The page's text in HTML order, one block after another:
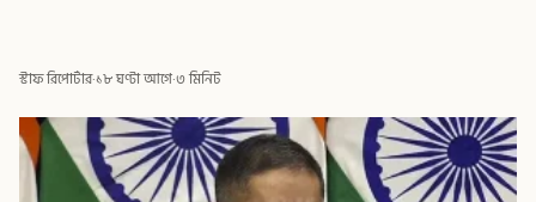
স্টাফ রিপোর্টার·১৮ ঘণ্টা আগে·৩ মিনিট